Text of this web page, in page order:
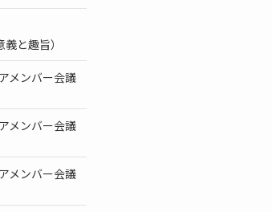
と趣旨）
メンバー会議
メンバー会議
メンバー会議